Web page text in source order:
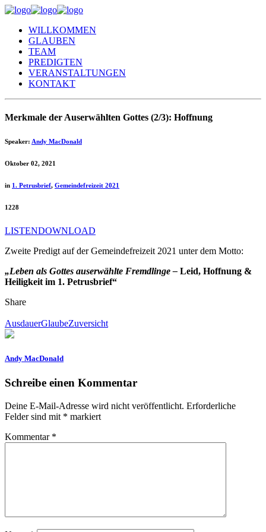
WILLKOMMEN
GLAUBEN
TEAM
PREDIGTEN
VERANSTALTUNGEN
KONTAKT
Merkmale der Auserwählten Gottes (2/3): Hoffnung
Speaker: Andy MacDonald
Oktober 02, 2021
in 1. Petrusbrief, Gemeindefreizeit 2021
1228
LISTENDOWNLOAD
Zweite Predigt auf der Gemeindefreizeit 2021 unter dem Motto:
„Leben als Gottes auserwählte Fremdlinge – Leid, Hoffnung &
Heiligkeit im 1. Petrusbrief“
Share
AusdauerGlaubeZuversicht
Andy MacDonald
Schreibe einen Kommentar
Deine E-Mail-Adresse wird nicht veröffentlicht. Erforderliche
Felder sind mit * markiert
Kommentar *